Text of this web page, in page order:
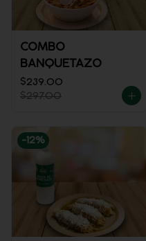
COMBO
BANQUETAZO
$239.00
$297.00
-12%